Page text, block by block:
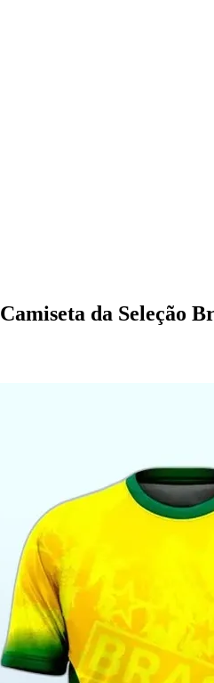
da Seleção